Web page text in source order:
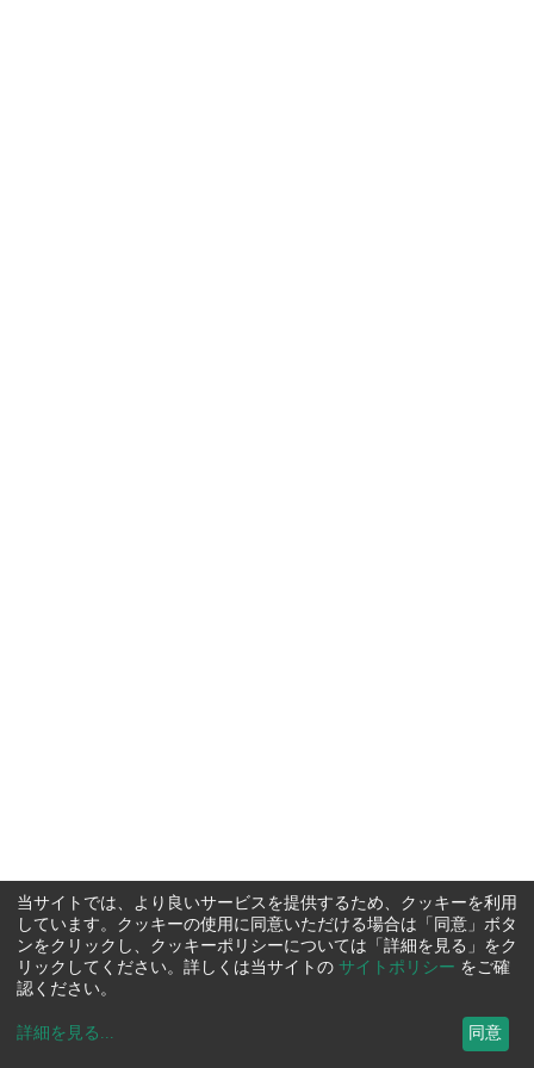
当サイトでは、より良いサービスを提供するため、クッキーを利用
しています。クッキーの使用に同意いただける場合は「同意」ボタ
ンをクリックし、クッキーポリシーについては「詳細を見る」をク
リックしてください。詳しくは当サイトの サイトポリシー をご確
認ください。
詳細を見る ... 同意